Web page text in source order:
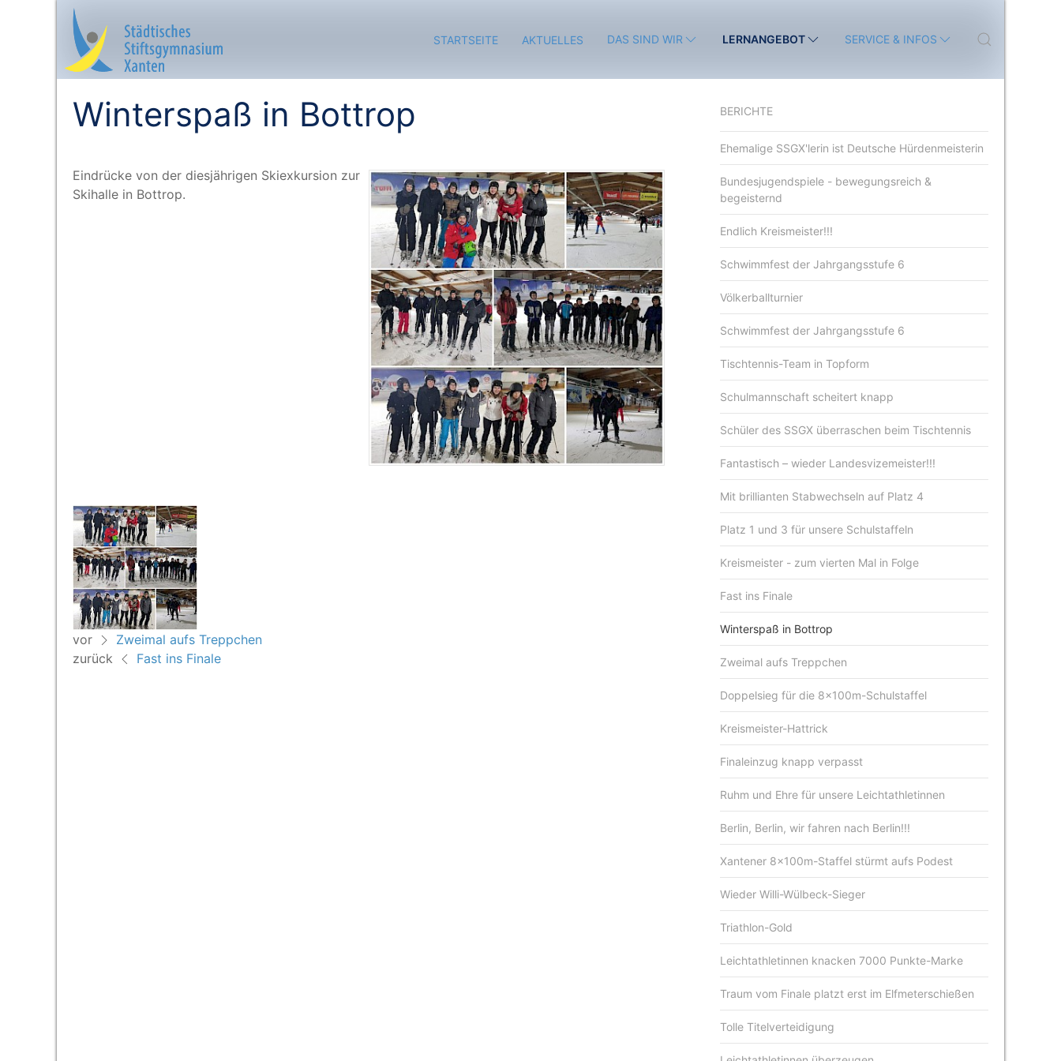
STARTSEITE AKTUELLES DAS SIND WIR LERNANGEBOT SERVICE & INFOS
Aktuelles
Winterspaß in Bottrop
Ein­drü­cke von der dies­jäh­ri­gen Ski­ex­kur­si­on zur
Ski­hal­le in Bottrop.
vor
Zweimal aufs Treppchen
zurück
Fast ins Finale
BERICHTE
Ehemalige SSGX'lerin ist Deutsche Hürdenmeisterin
Bundesjugendspiele - bewegungsreich &
begeisternd
Endlich Kreismeister!!!
Schwimmfest der Jahrgangsstufe 6
Völkerballturnier
Schwimmfest der Jahrgangsstufe 6
Tischtennis-Team in Topform
Schulmannschaft scheitert knapp
Schüler des SSGX überraschen beim Tischtennis
Fantastisch – wieder Landesvizemeister!!!
Mit brillianten Stabwechseln auf Platz 4
Platz 1 und 3 für unsere Schulstaffeln
Kreismeister - zum vierten Mal in Folge
Fast ins Finale
Winterspaß in Bottrop
Zweimal aufs Treppchen
Doppelsieg für die 8x100m-Schulstaffel
Kreismeister-Hattrick
Finaleinzug knapp verpasst
Ruhm und Ehre für unsere Leichtathletinnen
Berlin, Berlin, wir fahren nach Berlin!!!
Xantener 8x100m-Staffel stürmt aufs Podest
Wieder Willi-Wülbeck-Sieger
Triathlon-Gold
Leichtathletinnen knacken 7000 Punkte-Marke
Traum vom Finale platzt erst im Elfmeterschießen
Tolle Titelverteidigung